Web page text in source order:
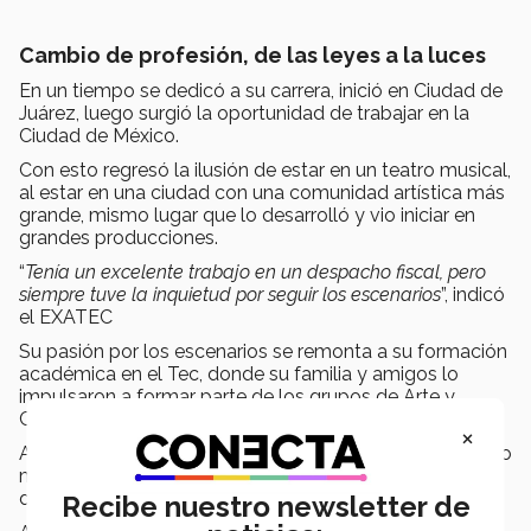
Cambio de profesión, de las leyes a la luces
En un tiempo se dedicó a su carrera, inició en Ciudad de
Juárez, luego surgió la oportunidad de trabajar en la
Ciudad de México.
Con esto regresó la ilusión de estar en un teatro musical,
al estar en una ciudad con una comunidad artística más
grande, mismo lugar que lo desarrolló y vio iniciar en
grandes producciones.
“Tenía un excelente trabajo en un despacho fiscal, pero
siempre tuve la inquietud por seguir los escenarios”, indicó
el EXATEC
Su pasión por los escenarios se remonta a su formación
académica en el Tec, donde su familia y amigos lo
impulsaron a formar parte de los grupos de Arte y
Cultura.
Ahí tuvo la oportunidad de formar parte del espectáculo
musical del campus, Allegro, dondevivió la experiencia
de estar en los escenarios.
×
Recibe nuestro newsletter de